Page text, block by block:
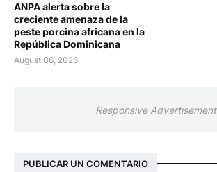
ANPA alerta sobre la
creciente amenaza de la
peste porcina africana en la
República Dominicana
August 06, 2026
Responsive Advertisement
PUBLICAR UN COMENTARIO